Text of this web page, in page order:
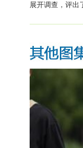
展开调查，评出